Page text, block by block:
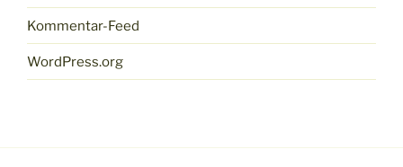
Kommentar-Feed
WordPress.org